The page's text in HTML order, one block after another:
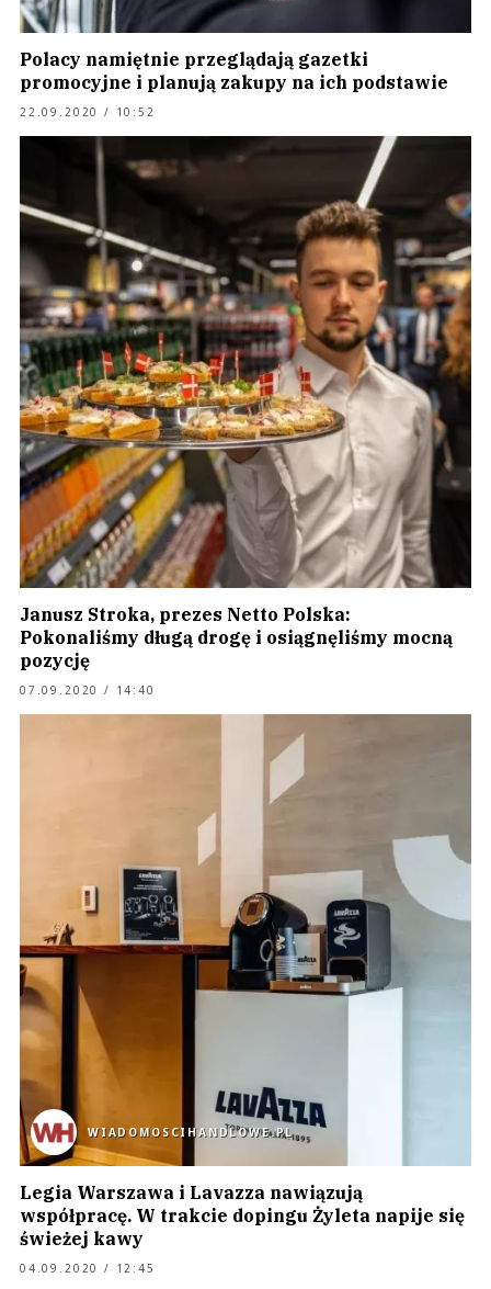
Polacy namiętnie przeglądają gazetki
promocyjne i planują zakupy na ich podstawie
22.09.2020 / 10:52
Janusz Stroka, prezes Netto Polska:
Pokonaliśmy długą drogę i osiągnęliśmy mocną
pozycję
07.09.2020 / 14:40
WIADOMOSCIHANDLOWE.PL
Legia Warszawa i Lavazza nawiązują
współpracę. W trakcie dopingu Żyleta napije się
świeżej kawy
04.09.2020 / 12:45